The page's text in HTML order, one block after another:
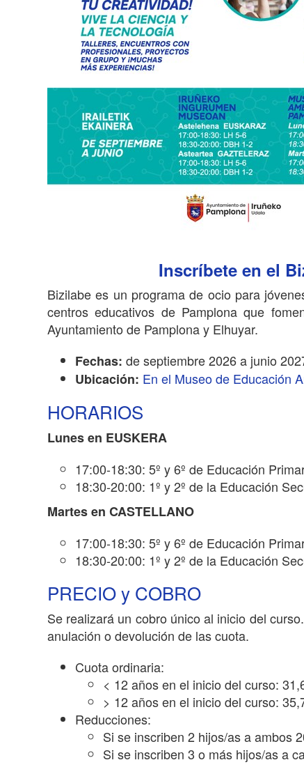
Inscríbete en el
Bizilabe es un programa de ocio para
centros educativos de Pamplona que
Ayuntamiento de Pamplona y Elhuyar.
Fechas: de septiembre 2026 a junio
Ubicación: En el Museo de Educación
HORARIOS
Lunes en EUSKERA
17:00-18:30: 5º y 6º de Educación
18:30-20:00: 1º y 2º de la Educación
Martes en CASTELLANO
17:00-18:30: 5º y 6º de Educación
18:30-20:00: 1º y 2º de la Educación
PRECIO y COBRO
Se realizará un cobro único al inicio del
anulación o devolución de las cuota.
Cuota ordinaria:
< 12 años en el inicio del curso:
> 12 años en el inicio del curso:
Reducciones:
Si se inscriben 2 hijos/as a ambos
Si se inscriben 3 o más hijos/as a